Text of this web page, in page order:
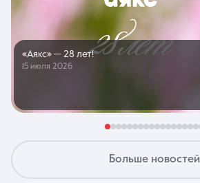
«Аякс» — 28 лет!
15 июля 2026
Больше новостей